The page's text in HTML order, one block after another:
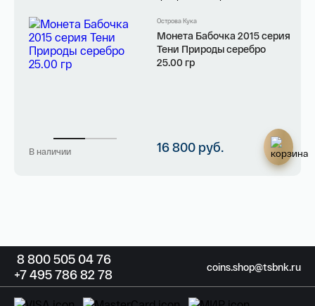
800 50504 76
495 78682 78
coins.shop@tsbnk.ru
В наличии
Острова Кука
Монета Бабочка 2015 серия
Тени Природы серебро
25.00 гр
16 800 руб.
8800 50504 76
+7495 78682 78 coins.shop@tsbnk.ru
142 000 ₽
Телефон*